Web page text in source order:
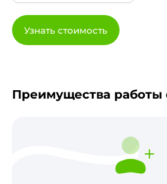
Узнать стоимость
Преимущества работы